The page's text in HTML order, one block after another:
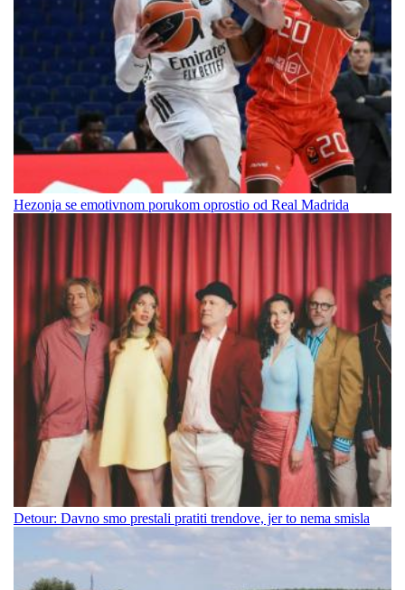
Hezonja se emotivnom porukom oprostio od Real Madrida
Detour: Davno smo prestali pratiti trendove, jer to nema smisla